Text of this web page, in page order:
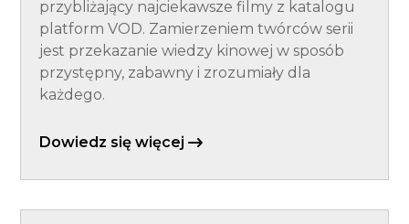
przybliżający najciekawsze filmy z katalogu
platform VOD. Zamierzeniem twórców serii
jest przekazanie wiedzy kinowej w sposób
przystępny, zabawny i zrozumiały dla
każdego.
Dowiedz się więcej